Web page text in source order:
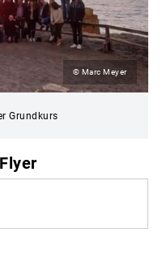
© Marc Meyer
Grundkurs